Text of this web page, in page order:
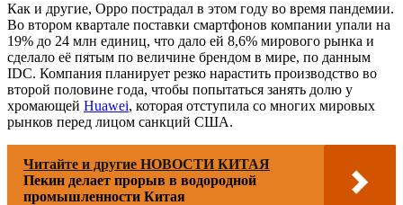
Как и другие, Oppo пострадал в этом году во время пандемии.
Во втором квартале поставки смартфонов компании упали на
19% до 24 млн единиц, что дало ей 8,6% мирового рынка и
сделало её пятым по величине брендом в мире, по данным
IDC. Компания планирует резко нарастить производство во
второй половине года, чтобы попытаться занять долю у
хромающей Huawei, которая отступила со многих мировых
рынков перед лицом санкций США.
Читайте и другие НОВОСТИ КИТАЯ
Пекин делает прорыв в водородной
промышленности Китая